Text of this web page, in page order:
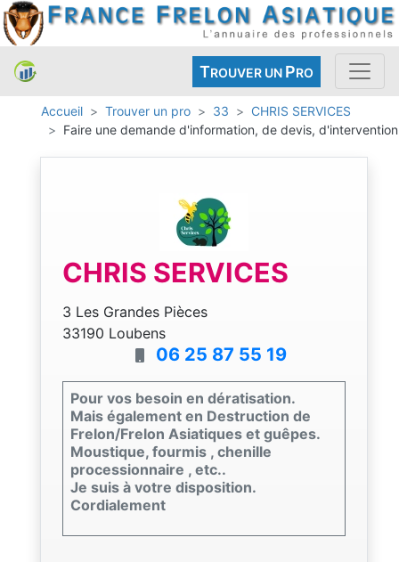
TROUVER UN PRO
Accueil Trouver un pro 33
CHRIS SERVICES
Faire une demande d'information, de devis, d'intervention
CHRIS SERVICES
3 Les Grandes Pièces
33190 Loubens
06 25 87 55 19
Pour vos besoin en dératisation.
Mais également en Destruction de
Frelon/Frelon Asiatiques et guêpes.
Moustique, fourmis , chenille
processionnaire , etc..
Je suis à votre disposition.
Cordialement